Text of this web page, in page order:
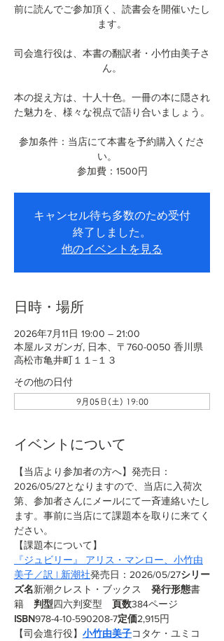
前に読んでご参加頂く、読書会を開催いたし
ます。
司会進行役は、本書の翻訳者・小竹由美子さ
ん。
本の捉え方は、十人十色。一冊の本に隠され
た魅力を、様々な視点で語り合いましょう。
参加条件：当店にて本書を予約購入くださ
い。
参加費：1500円
キャンセル待ち多数のため受付
終了しました。
他のイベントを見る
日時・場所
2026年7月11日 19:00 – 21:00
本屋ルヌガンガ, 日本、〒760-0050 香川県
高松市亀井町１１−１３
その他の日付
9月05日(土) 19:00
イベントについて
【当店より参加者の方へ】発売日：
2026/05/27となりますので、当店に入荷次
第、参加者さんにメールにて一斉連絡いたし
ます。事前に当店にて課題本を取りに来てく
ださい。
【課題本について】
『ジュビリー』 アリス・マンロー、小竹由
美子／訳 | 新潮社発売日：2026/05/27シリー
ズ名新潮クレスト・ブックス 発行形態書
籍 判型四六判変型 頁数384ページ
ISBN978-4-10-590208-7定価2,915円
【司会進行役】 小竹由美子コタケ・ユミコ